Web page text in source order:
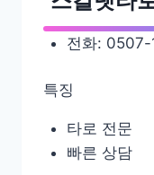
전화:
특징
타로 전문
빠른 상담